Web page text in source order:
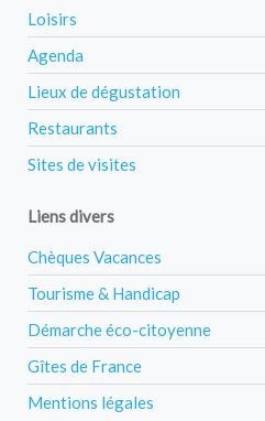
Loisirs
Agenda
Lieux de dégustation
Restaurants
Sites de visites
Liens divers
Chèques Vacances
Tourisme & Handicap
Démarche éco-citoyenne
Gîtes de France
Mentions légales